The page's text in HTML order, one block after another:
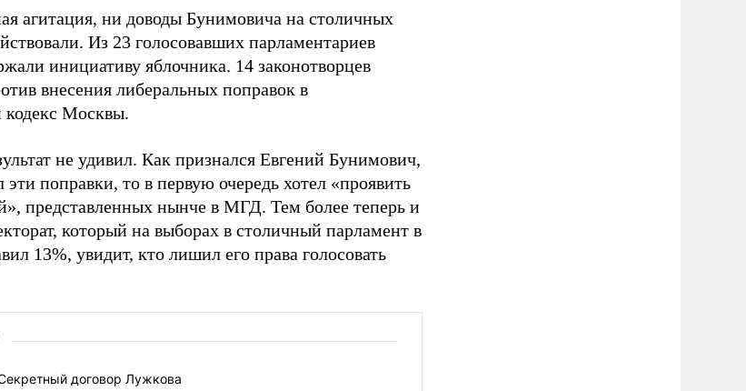
агитация, ни доводы Бунимовича на столичных
Из 23 голосовавших парламентариев
инициативу яблочника. 14 законотворцев
внесения либеральных поправок в
кодекс Москвы.
не удивил. Как признался Евгений Бунимович,
эти поправки, то в первую очередь хотел «проявить
представленных нынче в МГД. Тем более теперь и
который на выборах в столичный парламент в
13%, увидит, кто лишил его права голосовать
договор Лужкова